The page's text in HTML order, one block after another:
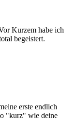
Kurzem habe ich
begeistert.
erste endlich
"kurz" wie deine